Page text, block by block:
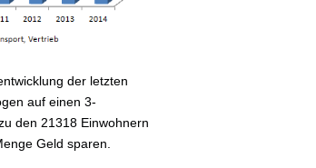
der letzten
auf einen 3-
den 21318 Einwohnern
Geld sparen.